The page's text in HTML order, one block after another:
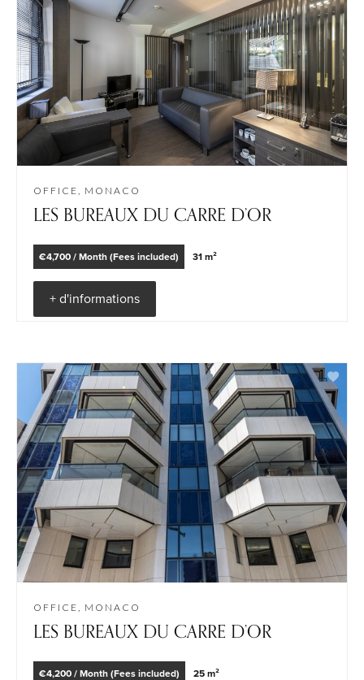
OFFICE, MONACO
LES BUREAUX DU CARRE D’OR
€4,700 / Month (Fees included) 31 m²
+ d'informations
OFFICE, MONACO
LES BUREAUX DU CARRE D’OR
€4,200 / Month (Fees included) 25 m²